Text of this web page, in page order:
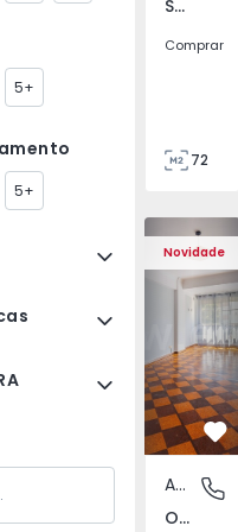
5+
5+
São Tomé do Castelo e Justes, Vila Real
Comprar
72
Novidade
Apartamento T5
Olivais,
Apartamento
Olivais, Lisboa